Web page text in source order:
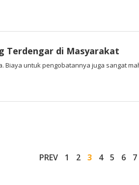
Terdengar di Masyarakat
untuk pengobatannya juga sangat
PREV 1 2 3 4 5 6 7